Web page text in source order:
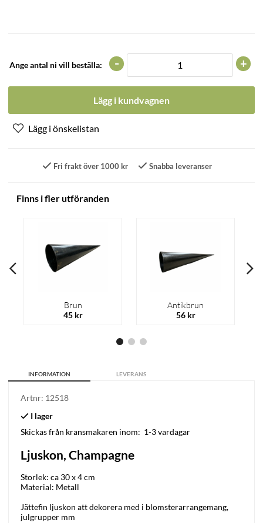
Ange antal ni vill beställa: +
-
Lägg i kundvagnen
Fri frakt över 1000 kr Snabba leveranser
Finns i fler utföranden
Brun
45 kr
Antikbrun
56 kr
INFORMATION LEVERANS
Artnr: 12518
Skickas från kransmakaren inom: 1-3 vardagar
Ljuskon, Champagne
Storlek: ca 30 x 4 cm
Material: Metall
Jättefin ljuskon att dekorera med i blomsterarrangemang,
julgrupper mm